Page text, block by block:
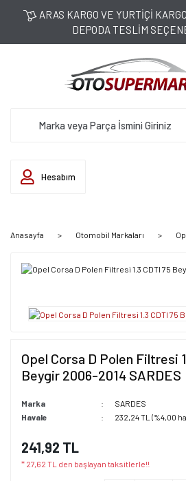
ARAS KARGO VE YURTİÇİ
DEPODA TESLİM
Hesabım
Anasayfa Otomobil Markaları
Opel Corsa D Polen Filtresi
Beygir 2006-2014 SARDES
Marka
SARDES
Havale
232,24 TL (%4,00
241,92 TL
* 27,62 TL den başlayan taksitlerle!!